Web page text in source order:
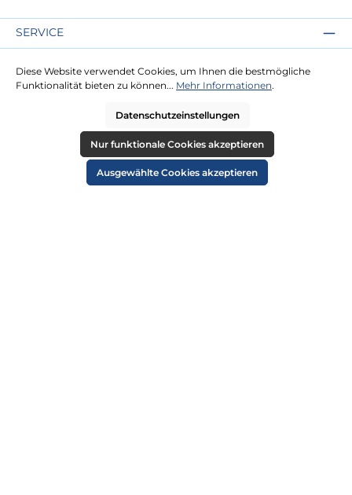
SERVICE
Lieferung
Zahlung
RECHTLICHES
Diese Website verwendet Cookies, um Ihnen die bestmögliche
Funktionalität bieten zu können... Mehr Informationen.
Datenschutzeinstellungen
Nur funktionale Cookies akzeptieren
Ausgewählte Cookies akzeptieren